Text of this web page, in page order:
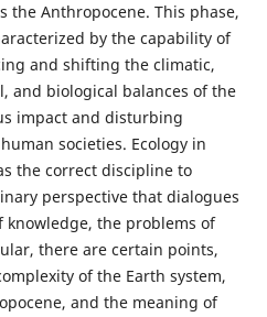
the Anthropocene. This phase,
by the capability of
and shifting the climatic,
and biological balances of the
impact and disturbing
societies. Ecology in
the correct discipline to
perspective that dialogues
the problems of
there are certain points,
of the Earth system,
and the meaning of